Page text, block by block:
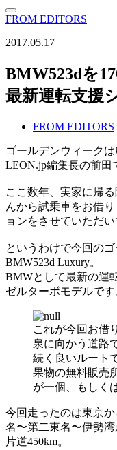
FROM EDITORS
2017.05.17
BMW523dを
最新運転支援
FROM EDITORS
ゴールデンウィーク
LEON.jp編集長の前田
ここ数年、実家に帰
んから試乗車をお借
ョンをさせていただい
というわけで今回の
BMW523d Luxury。
BMWとして最新の運
ゼルターボモデルです
これが今回お借
泉に向かう道路
続く良いルート
果物の無料販売
が一個、もしく
今回走ったのは東京
名〜第二東名〜伊勢
片道450km。